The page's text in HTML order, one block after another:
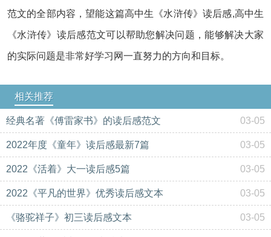
范文的全部内容，望能这篇高中生《水浒传》读后感,高中生
《水浒传》读后感范文可以帮助您解决问题，能够解决大家
的实际问题是非常好学习网一直努力的方向和目标。
相关推荐
经典名著《傅雷家书》的读后感范文 03-05
2022年度《童年》读后感最新7篇 03-05
2022《活着》大一读后感5篇 03-05
2022《平凡的世界》优秀读后感文本 03-05
《骆驼祥子》初三读后感文本 03-05